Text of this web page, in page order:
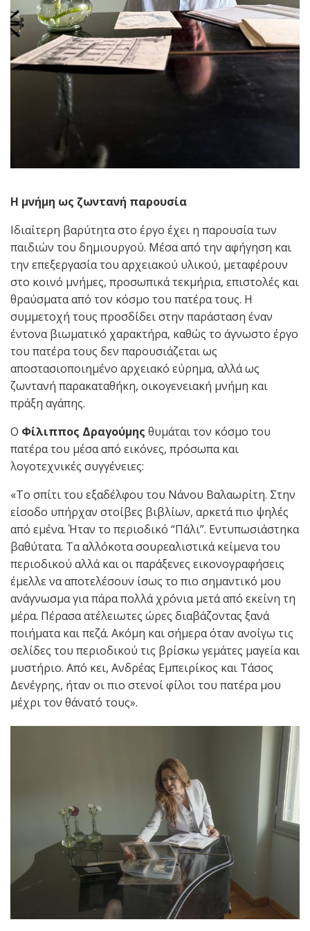
Η μνήμη ως ζωντανή παρουσία
Ιδιαίτερη βαρύτητα στο έργο έχει η παρουσία των
παιδιών του δημιουργού. Μέσα από την αφήγηση και
την επεξεργασία του αρχειακού υλικού, μεταφέρουν
στο κοινό μνήμες, προσωπικά τεκμήρια, επιστολές και
θραύσματα από τον κόσμο του πατέρα τους. Η
συμμετοχή τους προσδίδει στην παράσταση έναν
έντονα βιωματικό χαρακτήρα, καθώς το άγνωστο έργο
του πατέρα τους δεν παρουσιάζεται ως
αποστασιοποιημένο αρχειακό εύρημα, αλλά ως
ζωντανή παρακαταθήκη, οικογενειακή μνήμη και
πράξη αγάπης.
Ο Φίλιππος Δραγούμης θυμάται τον κόσμο του
πατέρα του μέσα από εικόνες, πρόσωπα και
λογοτεχνικές συγγένειες:
«Το σπίτι του εξαδέλφου του Νάνου Βαλαωρίτη. Στην
είσοδο υπήρχαν στοίβες βιβλίων, αρκετά πιο ψηλές
από εμένα. Ήταν το περιοδικό “Πάλι”. Εντυπωσιάστηκα
βαθύτατα. Τα αλλόκοτα σουρεαλιστικά κείμενα του
περιοδικού αλλά και οι παράξενες εικονογραφήσεις
έμελλε να αποτελέσουν ίσως το πιο σημαντικό μου
ανάγνωσμα για πάρα πολλά χρόνια μετά από εκείνη τη
μέρα. Πέρασα ατέλειωτες ώρες διαβάζοντας ξανά
ποιήματα και πεζά. Ακόμη και σήμερα όταν ανοίγω τις
σελίδες του περιοδικού τις βρίσκω γεμάτες μαγεία και
μυστήριο. Από κει, Ανδρέας Εμπειρίκος και Τάσος
Δενέγρης, ήταν οι πιο στενοί φίλοι του πατέρα μου
μέχρι τον θάνατό τους».